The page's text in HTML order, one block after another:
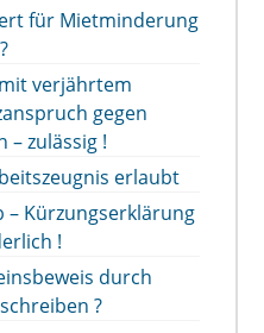
für Mietminderung
?
verjährtem
gegen
– zulässig !
erlaubt
Kürzungserklärung
!
durch
?